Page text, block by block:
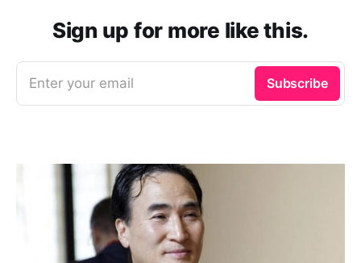
Sign up for more like this.
Enter your email Subscribe